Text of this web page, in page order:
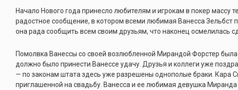
Начало Нового года принесло любителям и игрокам в покер
радостное сообщение, в котором всеми любимая Ванесса
она рада сообщить всем своим друзьям, что наконец осмелилась
Помолвка Ванессы со своей возлюбленной Мирандой Форстер
должно было принести Ванессе удачу. Друзья и коллеги уже
— по законам штата здесь уже разрешены однополые браки. Кара
приглашенной на свадьбу. Ванесса и ее любимая девушка